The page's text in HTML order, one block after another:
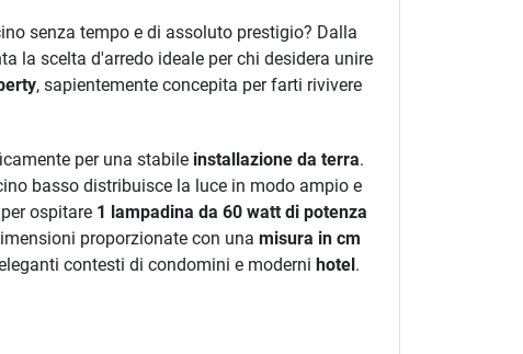
senza tempo e di assoluto prestigio? Dalla
la scelta d'arredo ideale per chi desidera unire
, sapientemente concepita per farti rivivere
per una stabile installazione da terra.
basso distribuisce la luce in modo ampio e
ospitare 1 lampadina da 60 watt di potenza
proporzionate con una misura in cm
contesti di condomini e moderni hotel .